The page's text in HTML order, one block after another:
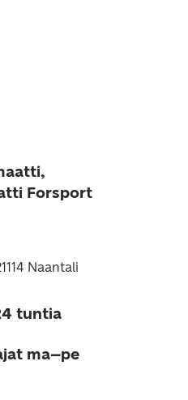
Forsport
Naantali
tuntia
ma–pe